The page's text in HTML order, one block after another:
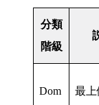
分類
階級
Dom
最上